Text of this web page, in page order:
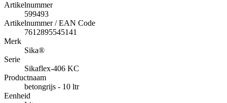
Artikelnummer
599493
Artikelnummer / EAN Code
7612895545141
Merk
Sika®
Serie
Sikaflex-406 KC
Productnaam
betongrijs - 10 ltr
Eenheid